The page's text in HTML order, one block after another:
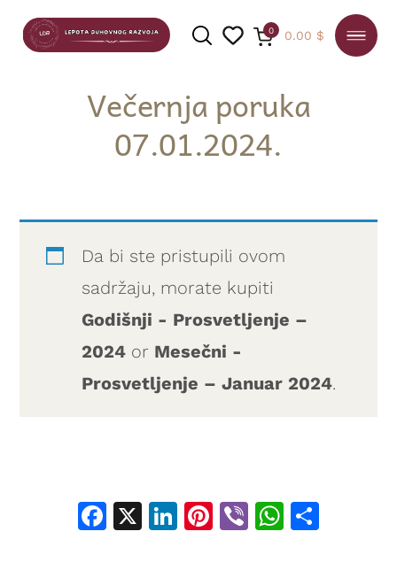
PRETRAGA
0 0.00 $
Večernja poruka
07.01.2024.
Da bi ste pristupili ovom
sadržaju, morate kupiti
Godišnji - Prosvetljenje –
2024 or Mesečni -
Prosvetljenje – Januar 2024.
Facebook
X LinkedIn
Pinterest
Viber